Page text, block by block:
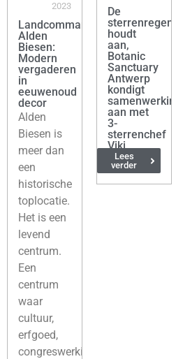
2023
Landcommanderij
Alden
Biesen:
Modern
vergaderen
in
eeuwenoud
decor
Alden
Biesen is
meer dan
een
historische
toplocatie.
Het is een
levend
centrum.
Een
centrum
waar
cultuur,
erfgoed,
congreswerking
De
sterrenregen
houdt
aan,
Botanic
Sanctuary
Antwerp
kondigt
samenwerking
aan met
3-
sterrenchef
Viki
Geunes
Lees
verder